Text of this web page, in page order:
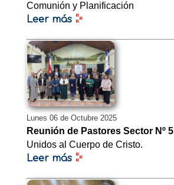
Comunión y Planificación
Leer más
Lunes 06 de Octubre 2025
Reunión de Pastores Sector Nº 5
Unidos al Cuerpo de Cristo.
Leer más